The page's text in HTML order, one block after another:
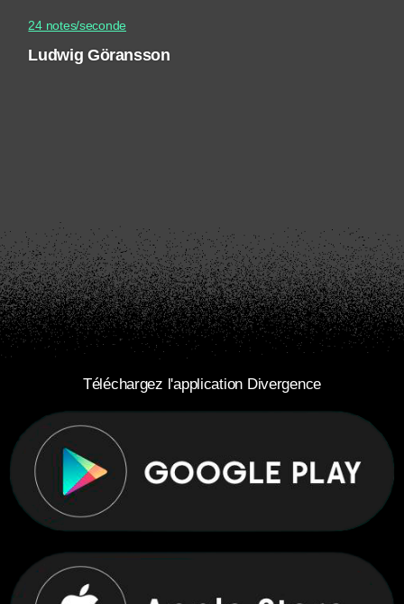
24 notes/seconde
Ludwig Göransson
Téléchargez l'application Divergence